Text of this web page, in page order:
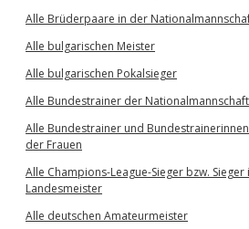
Alle Brüderpaare in der
Alle bulgarischen Meister
Alle bulgarischen Pokalsieger
Alle Bundestrainer der Nationalmannschaft
Alle Bundestrainer und
der Frauen
Alle Champions-League-Sieger bzw.
Landesmeister
Alle deutschen Amateurmeister